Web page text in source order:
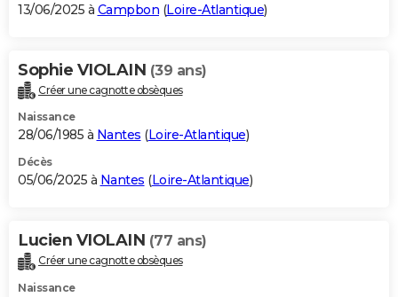
13/06/2025 à Campbon (Loire-Atlantique)
Sophie VIOLAIN (39 ans)
Créer une cagnotte obsèques
Naissance
28/06/1985 à Nantes (Loire-Atlantique)
Décès
05/06/2025 à Nantes (Loire-Atlantique)
Lucien VIOLAIN (77 ans)
Créer une cagnotte obsèques
Naissance